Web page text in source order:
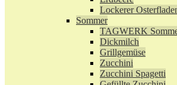
Lockerer
Sommer
TAGWERK
Dickmilch
Grillgemüse
Zucchini
Zucchini Spagetti